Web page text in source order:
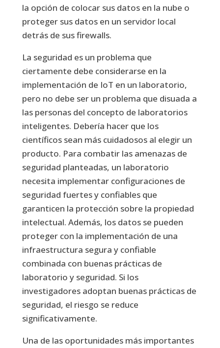
la opción de colocar sus datos en la nube o
proteger sus datos en un servidor local
detrás de sus firewalls.
La seguridad es un problema que
ciertamente debe considerarse en la
implementación de IoT en un laboratorio,
pero no debe ser un problema que disuada a
las personas del concepto de laboratorios
inteligentes. Debería hacer que los
científicos sean más cuidadosos al elegir un
producto. Para combatir las amenazas de
seguridad planteadas, un laboratorio
necesita implementar configuraciones de
seguridad fuertes y confiables que
garanticen la protección sobre la propiedad
intelectual. Además, los datos se pueden
proteger con la implementación de una
infraestructura segura y confiable
combinada con buenas prácticas de
laboratorio y seguridad. Si los
investigadores adoptan buenas prácticas de
seguridad, el riesgo se reduce
significativamente.
Una de las oportunidades más importantes